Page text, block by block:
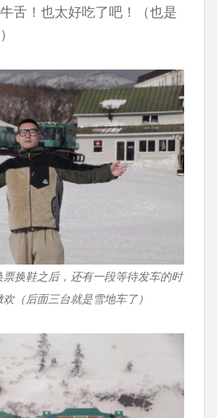
舌！也太好吃了吧！（也是
换鞋之后，还有一段等待发车的时
（后面三台就是雪地车了）